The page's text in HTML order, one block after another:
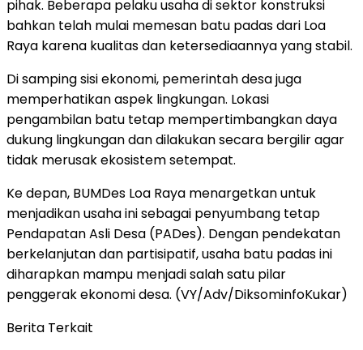
pihak. Beberapa pelaku usaha di sektor konstruksi
bahkan telah mulai memesan batu padas dari Loa
Raya karena kualitas dan ketersediaannya yang stabil.
Di samping sisi ekonomi, pemerintah desa juga
memperhatikan aspek lingkungan. Lokasi
pengambilan batu tetap mempertimbangkan daya
dukung lingkungan dan dilakukan secara bergilir agar
tidak merusak ekosistem setempat.
Ke depan, BUMDes Loa Raya menargetkan untuk
menjadikan usaha ini sebagai penyumbang tetap
Pendapatan Asli Desa (PADes). Dengan pendekatan
berkelanjutan dan partisipatif, usaha batu padas ini
diharapkan mampu menjadi salah satu pilar
penggerak ekonomi desa. (VY/Adv/DiksominfoKukar)
Berita Terkait